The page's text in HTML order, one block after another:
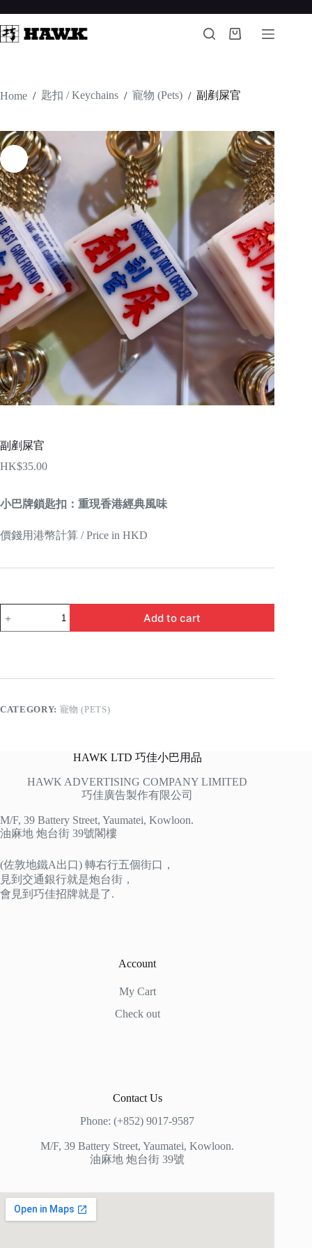
to
content
Shopping
Home / 匙扣 / Keychains / 寵物 (Pets) / 副剷屎官
副剷屎官
HK$35.00
小巴牌鎖匙扣：重現香港經典風味
價錢用港幣計算 / Price in HKD
剷
Add to cart
CATEGORY: 寵物 (PETS)
HAWK LTD 巧佳小巴用品
HAWK ADVERTISING COMPANY LIMITED
巧佳廣告製作有限公司
M/F, 39 Battery Street, Yaumatei, Kowloon.
油麻地 炮台街 39號閣樓
(佐敦地鐵A出口) 轉右行五個街口，
見到交通銀行就是炮台街，
會見到巧佳招牌就是了.
Account
My Cart
Check out
Contact Us
Phone: (+852) 9017-9587
M/F, 39 Battery Street, Yaumatei, Kowloon.
油麻地 炮台街 39號